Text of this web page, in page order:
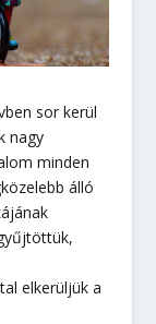
sor kerül
nagy
minden
álló
elkerüljük a